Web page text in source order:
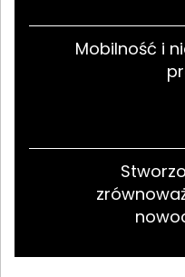
Mobilność i